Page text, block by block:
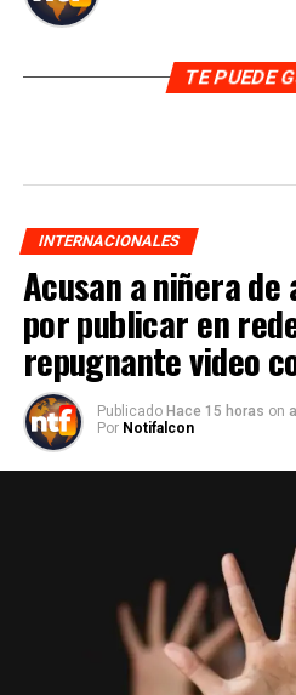
TE PUEDE
INTERNACIONALES
Acusan a niñera
por publicar en
repugnante video
Publicado Hace 15 horas on
Por Notifalcon